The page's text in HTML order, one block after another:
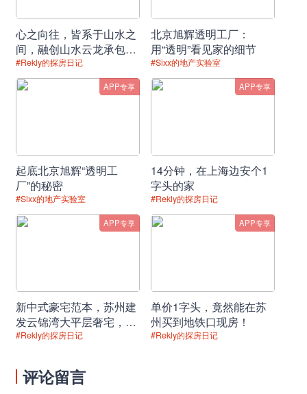
二是规定本市限购范围内，新建商品住房项目公证
摇号公开销售时，购房意向登记家庭数小于或等于
公开销售房源数的，开发企业应采取公证摇号方式
确定选房顺序并按序售房，剩余房源可自行销售。
明确本市市区范围内，新建商品住房公证摇号公开
销售过程中，购房者提供虚假信息资料、隐瞒真实
情况或恶意干扰公证摇号销售的，3年内停止其新
建商品住房的购房意向登记和合同网签备案。
知》不一致的，以本《通知》为准。
心之向往，皆系于山水之
间，融创山水云龙承包你
的理想生活
#Rekly的探房日记
北京旭辉透明工厂：
用“透明”看见家的细节
#Sixx的地产实验室
APP专享
起底北京旭辉“透明工
厂”的秘密
#Sixx的地产实验室
APP专享
14分钟，在上海边安个1
字头的家
#Rekly的探房日记
APP专享
新中式豪宅范本，苏州建
发云锦湾大平层奢宅，品
位盛泽园林理想居所！
#Rekly的探房日记
APP专享
单价1字头，竟然能在苏
州买到地铁口现房！
#Rekly的探房日记
评论留言